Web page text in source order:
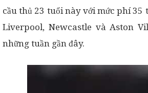
cầu thủ 23 tuổi này với mức phí 35
Liverpool, Newcastle và Aston
những tuần gần đây.